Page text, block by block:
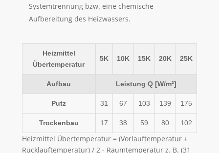
Systemtrennung bzw. eine chemische
Aufbereitung des Heizwassers.
Heizmittel
Übertemperatur
5K 10K 15K 20K 25K
Aufbau Leistung Q [W/m²]
Putz 31 67 103 139 175
Trockenbau 17 38 59 80 102
Heizmittel Übertemperatur = (Vorlauftemperatur +
Rücklauftemperatur) / 2 - Raumtemperatur z. B. (31